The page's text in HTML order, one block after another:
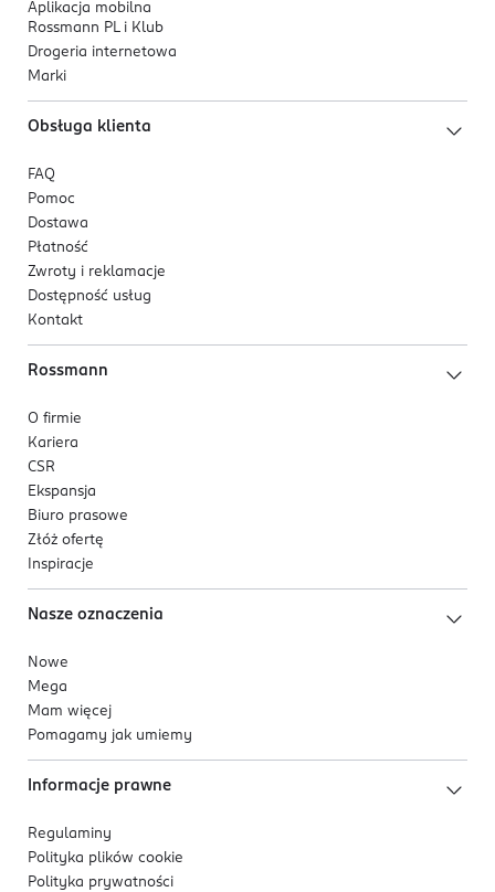
Aplikacja mobilna
Rossmann PL i Klub
Drogeria internetowa
Marki
Obsługa klienta
FAQ
Pomoc
Dostawa
Płatność
Zwroty i reklamacje
Dostępność usług
Kontakt
Rossmann
O firmie
Kariera
CSR
Ekspansja
Biuro prasowe
Złóż ofertę
Inspiracje
Nasze oznaczenia
Nowe
Mega
Mam więcej
Pomagamy jak umiemy
Informacje prawne
Regulaminy
Polityka plików cookie
Polityka prywatności